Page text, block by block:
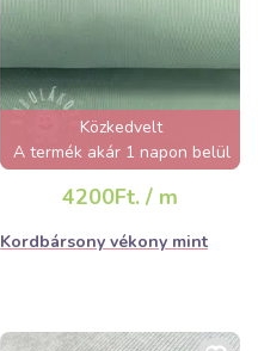
Közkedvelt
A termék akár 1 napon belül
elfogyhat!
4200Ft. / m
Kordbársony vékony mint